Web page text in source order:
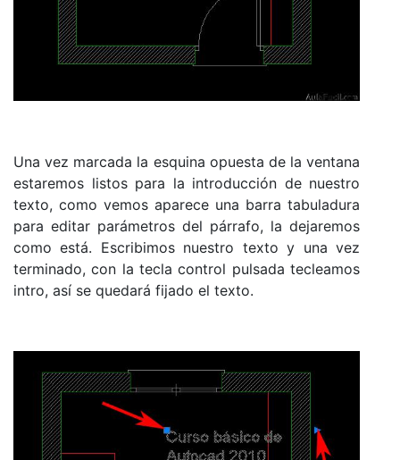
Una vez marcada la esquina opuesta de la ventana
estaremos listos para la introducción de nuestro
texto, como vemos aparece una barra tabuladura
para editar parámetros del párrafo, la dejaremos
como está. Escribimos nuestro texto y una vez
terminado, con la tecla control pulsada tecleamos
intro, así se quedará fijado el texto.